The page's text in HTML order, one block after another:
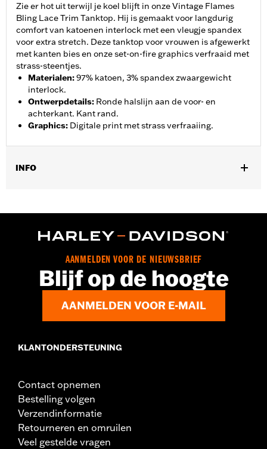
Zie er hot uit terwijl je koel blijft in onze Vintage Flames
Bling Lace Trim Tanktop. Hij is gemaakt voor langdurig
comfort van katoenen interlock met een vleugje spandex
voor extra stretch. Deze tanktop voor vrouwen is afgewerkt
met kanten bies en onze set-on-fire graphics verfraaid met
strass-steentjes.
Materialen:97% katoen, 3% spandex zwaargewicht
interlock.
Ontwerpdetails: Ronde halslijn aan de voor- en
achterkant. Kant rand.
Graphics: Digitale print met strass verfraaiing.
INFO
GARANTIE:2 jaar beperkte garantie - Ga naarwww.h-
Herkomst:Geïmporteerd
AANMELDEN VOOR DE NIEUWSBRIEF
Blijf op de hoogte
AANMELDEN VOOR E-MAIL
KLANTONDERSTEUNING
Contact opnemen
Bestelling volgen
Verzendinformatie
Retourneren en omruilen
Veel gestelde vragen